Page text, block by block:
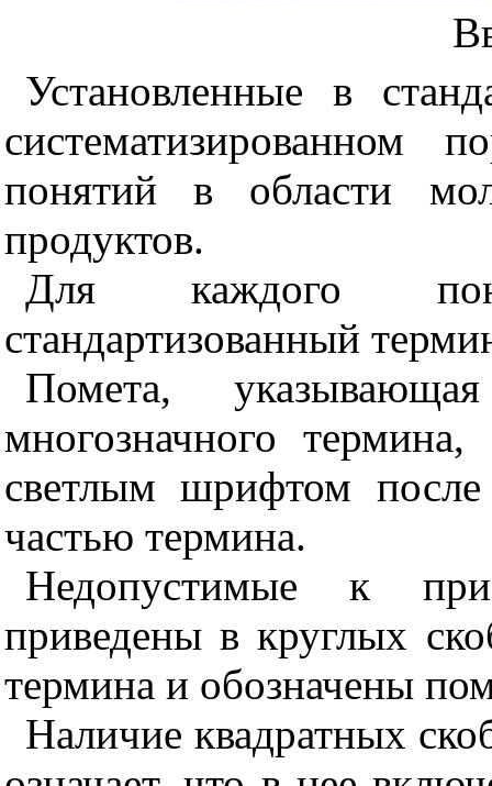
Установленные в
систематизированном
понятий в области
продуктов.
Для каждого
стандартизованный
Помета,
многозначного
светлым шрифтом
частью термина.
Недопустимые к
приведены в круглых
термина и обозначены
Наличие квадратных